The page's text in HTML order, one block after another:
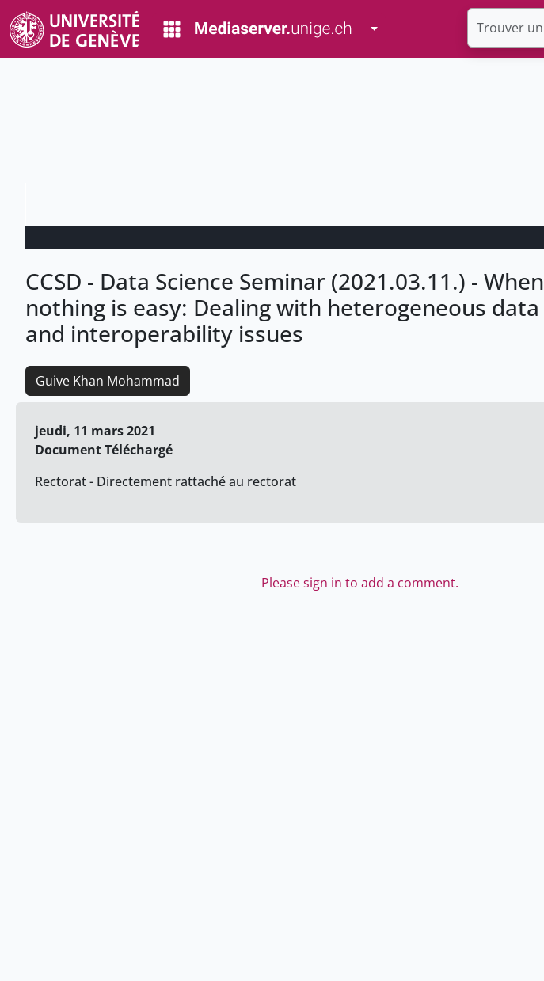
Toggle Dropdown
CCSD - Data Science Seminar (2021.03.11.) - When
nothing is easy: Dealing with heterogeneous data
and interoperability issues
Guive Khan Mohammad
jeudi, 11 mars 2021
Document Téléchargé
Rectorat - Directement rattaché au rectorat
Please sign in to add a comment.